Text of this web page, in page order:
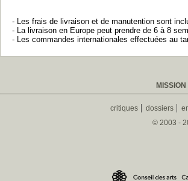
- Les frais de livraison et de manutention sont
- La livraison en Europe peut prendre de 6 à 8
- Les commandes internationales effectuées au
MISSION
critiques dossiers
© 2003 -